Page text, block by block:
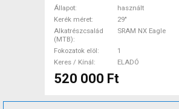
NX Eagle használt
Állapot
használt
Kerék méret
29"
Alkatrészcsalád
(MTB)
SRAM NX Eagle
Fokozatok elöl
1
Keres / Kínál
ELADÓ
520 000 Ft